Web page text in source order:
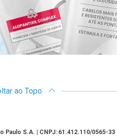
ao Topo
Paulo S.A. | CNPJ: 61.412.110/0565-33